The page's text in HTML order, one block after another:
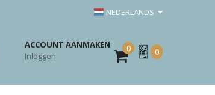
NEDERLANDS
ACCOUNT AANMAKEN
Inloggen
0
Mijn
Offerte
0